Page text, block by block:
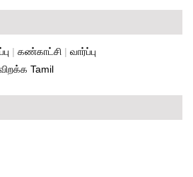
| கண்காட்சி | வார்ப்பு
Tamil